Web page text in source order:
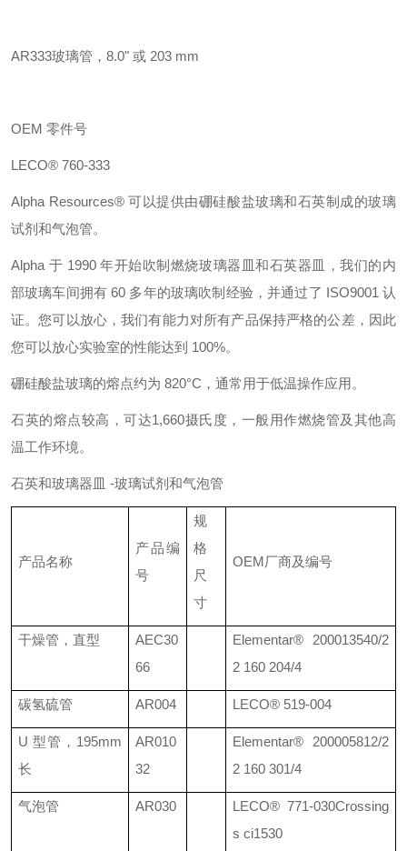
AR333玻璃管， 8.0" 或 203 mm
OEM 零件号
LECO® 760-333
Alpha Resources®可以提供由硼硅酸盐玻璃和石英制成的玻璃
试剂和气泡管。
Alpha 于 1990年开始吹制燃烧玻璃器皿和石英器皿，我们的内
部玻璃车间拥有60 多年的玻璃吹制经验，并通过了 ISO9001认
证。您可以放心，我们有能力对所有产品保持严格的公差，因此
您可以放心实验室的性能达到 100%。
硼硅酸盐玻璃的熔点约为 820°C ，通常用于低温操作应用。
石英的熔点较高，可达1,660摄氏度，一般用作燃烧管及其他高
温工作环境。
石英和玻璃器皿 -玻璃试剂和气泡管
产品名称
产品编
号
规
格
尺
寸
OEM厂商及编号
干燥管，直型
AEC30
66
Elementar® 200013540/2
2 160 204/4
碳氢硫管 AR004 LECO® 519-004
U 型管， 195mm
长
AR010
32
Elementar® 200005812/2
2 160 301/4
气泡管 AR030 LECO® 771-030Crossing
s ci1530